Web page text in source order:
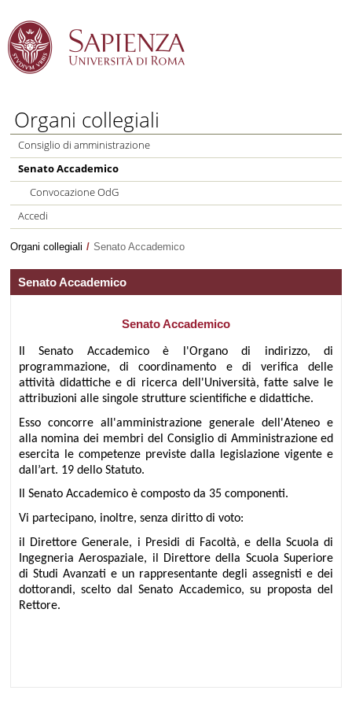
Organi collegiali
Consiglio di amministrazione
Senato Accademico
Convocazione OdG
Accedi
Organi collegiali / Senato Accademico
Senato Accademico
Senato Accademico
Il Senato Accademico è l'Organo di indirizzo, di
programmazione, di coordinamento e di verifica delle
attività didattiche e di ricerca dell'Università, fatte salve le
attribuzioni alle singole strutture scientifiche e didattiche.
Esso concorre all'amministrazione generale dell'Ateneo e
alla nomina dei membri del Consiglio di Amministrazione ed
esercita le competenze previste dalla legislazione vigente e
dall’art. 19 dello Statuto.
Il Senato Accademico è composto da 35 componenti.
Vi partecipano, inoltre, senza diritto di voto:
il Direttore Generale, i Presidi di Facoltà, e della Scuola di
Ingegneria Aerospaziale, il Direttore della Scuola Superiore
di Studi Avanzati e un rappresentante degli assegnisti e dei
dottorandi, scelto dal Senato Accademico, su proposta del
Rettore.